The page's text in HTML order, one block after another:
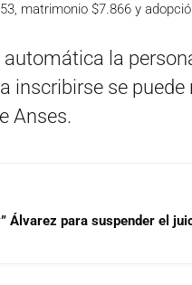
matrimonio $7.866 y
la
inscribirse se
Anses.
Álvarez para suspender el